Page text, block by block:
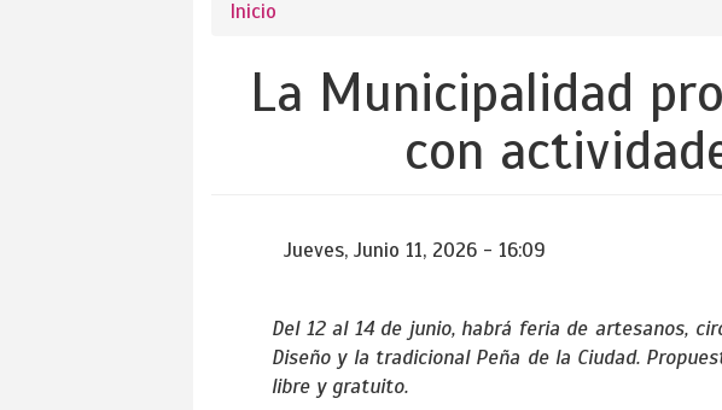
Se
encuentra
usted
Inicio
La Municipalidad
con
Jueves, Junio 11, 2026 - 16:09
Del 12 al 14 de junio, habrá feria de artesanos,
Diseño y la tradicional Peña de la Ciudad.
libre y gratuito.